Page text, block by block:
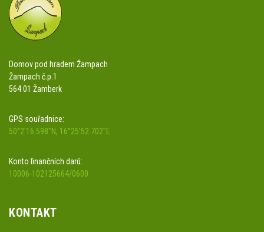
Domov pod hradem Žampach
Žampach č.p.1
564 01 Žamberk
GPS souřadnice:
50°2'16.598"N, 16°25'52.702"E
Konto finančních darů:
10006-102125664/0600
KONTAKT